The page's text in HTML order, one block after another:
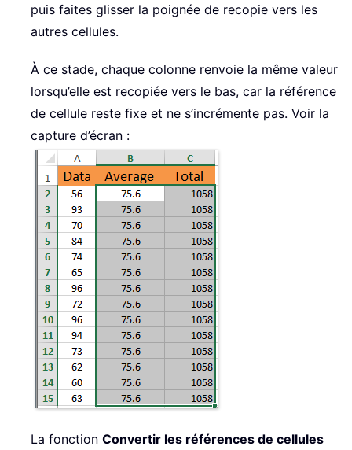
puis faites glisser la poignée de recopie vers les
autres cellules.
À ce stade, chaque colonne renvoie la même valeur
lorsqu’elle est recopiée vers le bas, car la référence
de cellule reste fixe et ne s’incrémente pas. Voir la
capture d’écran :
La fonction Convertir les références de cellules